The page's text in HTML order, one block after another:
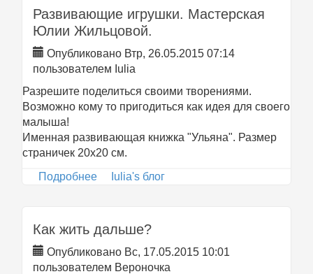
Развивающие игрушки. Мастерская
Юлии Жильцовой.
Опубликовано Втр, 26.05.2015 07:14
пользователем Iulia
Разрешите поделиться своими творениями.
Возможно кому то пригодиться как идея для своего
малыша!
Именная развивающая книжка "Ульяна". Размер
страничек 20х20 см.
Подробнее о Развивающие игрушки. Мастерская
Iulia's блог
Как жить дальше?
Опубликовано Вс, 17.05.2015 10:01
пользователем Вероночка